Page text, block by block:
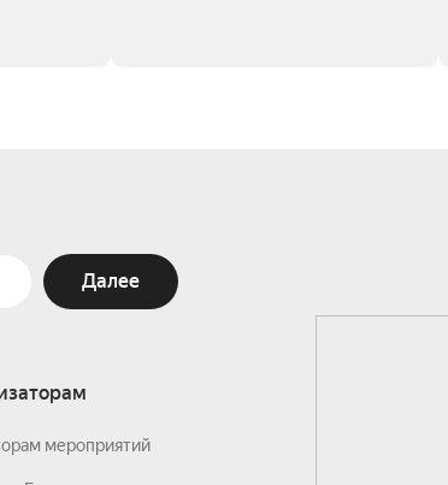
Далее
мероприятий